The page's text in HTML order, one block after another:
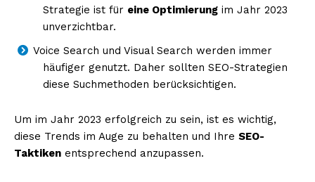
Strategie ist für eine Optimierungim Jahr 2023
unverzichtbar.
Voice Search und Visual Search werden immer
häufiger genutzt. Daher sollten SEO-Strategien
diese Suchmethoden berücksichtigen.
Um im Jahr 2023 erfolgreich zu sein, ist es wichtig,
diese Trends im Auge zu behalten und Ihre SEO-
Taktiken entsprechend anzupassen.